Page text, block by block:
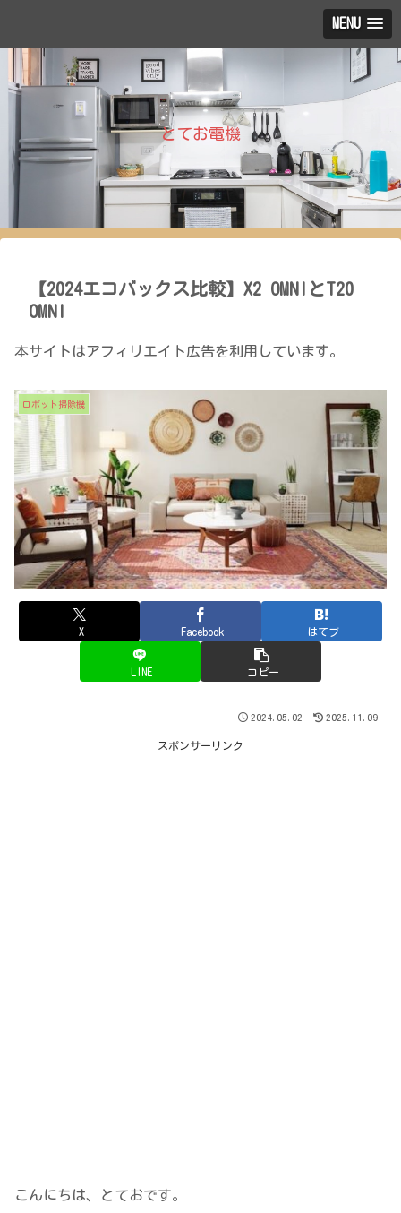
MENU
とてお電機
【2024エコバックス比較】X2 OMNIとT20
OMNI
本サイトはアフィリエイト広告を利用しています。
ロボット掃除機
X Facebook はてブ
LINE コピー
2024.05.02 2025.11.09
スポンサーリンク
こんにちは、とておです。